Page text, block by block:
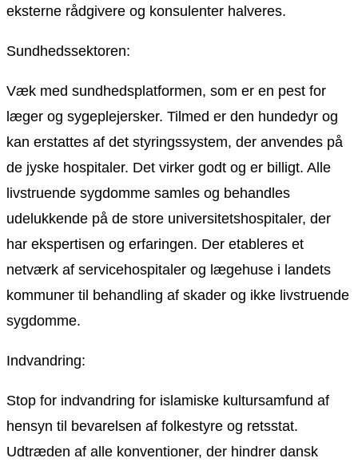
eksterne rådgivere og konsulenter halveres.
Sundhedssektoren:
Væk med sundhedsplatformen, som er en pest for
læger og sygeplejersker. Tilmed er den hundedyr og
kan erstattes af det styringssystem, der anvendes på
de jyske hospitaler. Det virker godt og er billigt. Alle
livstruende sygdomme samles og behandles
udelukkende på de store universitetshospitaler, der
har ekspertisen og erfaringen. Der etableres et
netværk af servicehospitaler og lægehuse i landets
kommuner til behandling af skader og ikke livstruende
sygdomme.
Indvandring:
Stop for indvandring for islamiske kultursamfund af
hensyn til bevarelsen af folkestyre og retsstat.
Udtræden af alle konventioner, der hindrer dansk